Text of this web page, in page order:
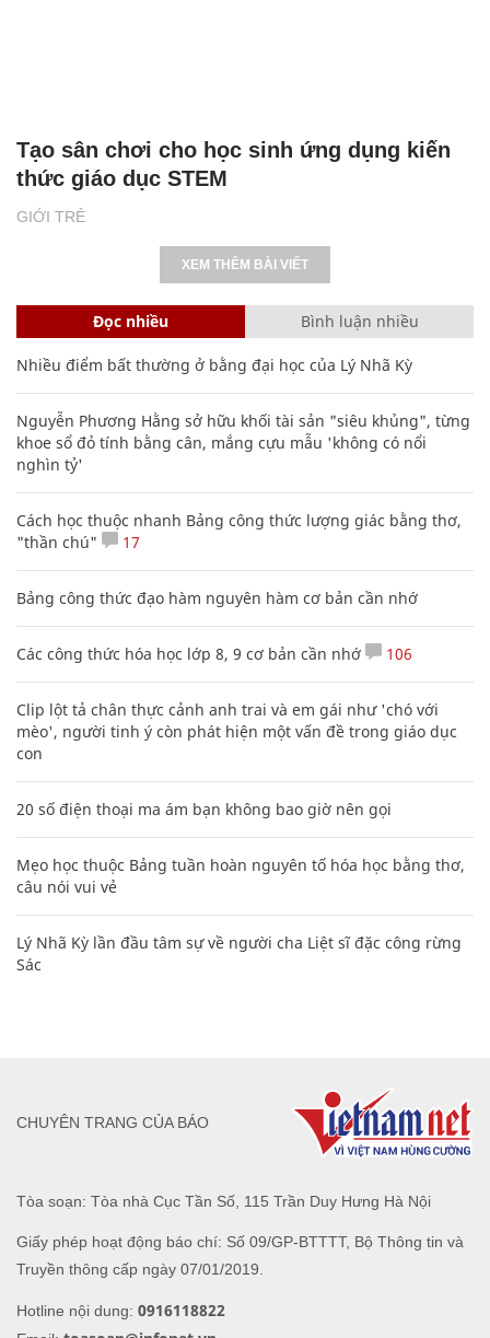
GIỚI TRẺ
Tạo sân chơi cho học sinh ứng dụng kiến
thức giáo dục STEM
XEM THÊM BÀI VIẾT
Đọc nhiều Bình luận nhiều
Nhiều điểm bất thường ở bằng đại học của Lý Nhã Kỳ
Nguyễn Phương Hằng sở hữu khối tài sản "siêu khủng", từng
khoe sổ đỏ tính bằng cân, mắng cựu mẫu 'không có nổi
nghìn tỷ'
Cách học thuộc nhanh Bảng công thức lượng giác bằng thơ,
"thần chú"
17
Bảng công thức đạo hàm nguyên hàm cơ bản cần nhớ
Các công thức hóa học lớp 8, 9 cơ bản cần nhớ 106
Clip lột tả chân thực cảnh anh trai và em gái như 'chó với
mèo', người tinh ý còn phát hiện một vấn đề trong giáo dục
con
20 số điện thoại ma ám bạn không bao giờ nên gọi
Mẹo học thuộc Bảng tuần hoàn nguyên tố hóa học bằng thơ,
câu nói vui vẻ
Lý Nhã Kỳ lần đầu tâm sự về người cha Liệt sĩ đặc công rừng
Sác
Tòa soạn: Tòa nhà Cục Tần Số, 115 Trần Duy Hưng Hà Nội
Giấy phép hoạt động báo chí: Số 09/GP-BTTTT, Bộ Thông tin và
Truyền thông cấp ngày 07/01/2019.
Hotline nội dung: 0916118822
CHUYÊN TRANG CỦA BÁO